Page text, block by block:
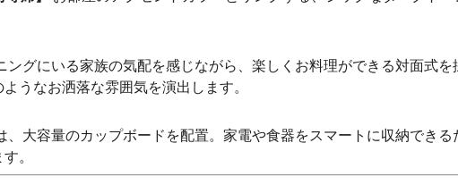
ングにいる家族の気配を感じながら、楽しくお料理ができる対面式
うなお洒落な雰囲気を演出します。
、大容量のカップボードを配置。家電や食器をスマートに収納でき
。